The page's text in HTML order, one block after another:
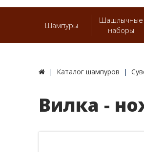
Шампуры
Шашлычные
наборы
Каталог шампуров
Вилка -